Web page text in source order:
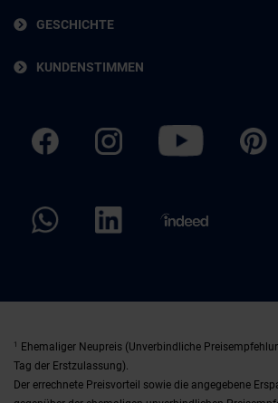
GESCHICHTE
KUNDENSTIMMEN
1
Ehemaliger Neupreis (Unverbindliche
Tag der Erstzulassung).
Der errechnete Preisvorteil sowie die angegebene